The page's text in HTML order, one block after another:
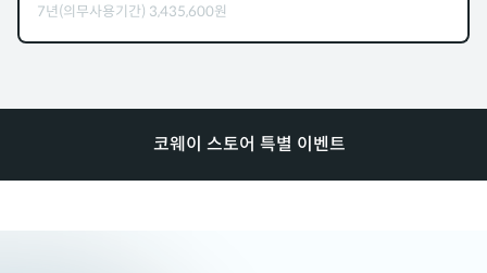
7년(의무사용기간) 3,435,600원
코웨이 스토어 특별 이벤트